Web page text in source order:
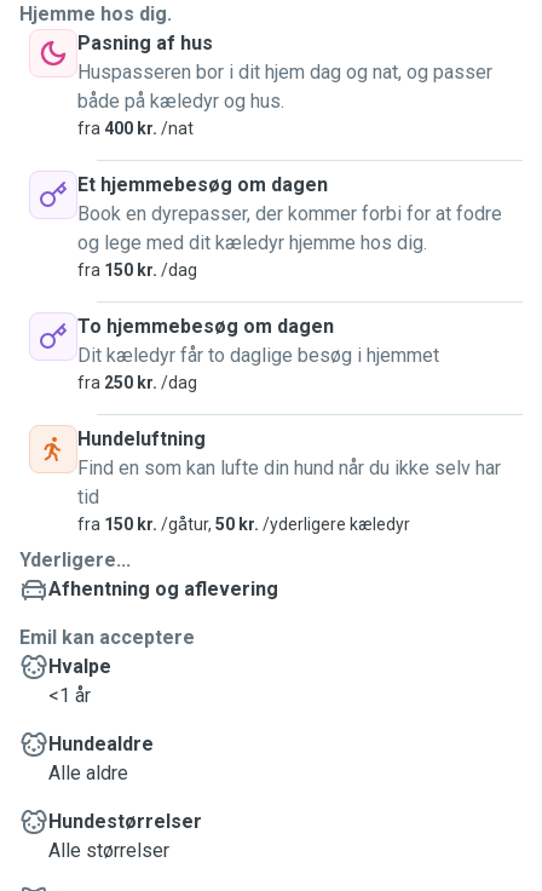
Jeg har i mange år haft et stort ønske om at have hund, men
pga. diverse arbejds- og boligforhold, har det desværre
ikke været muligt.
Efter at være flyttet fra Esbjerg til Aarhus, har jeg fået mere
tid samt gode boligforhold for kæledyr. Jeg har slået mig
ned sammen med 2 venner i en stor lejlighed i stueetagen
bl.a. med terasse koblet sammen med et stort grønt
gårdmiljø, og en skøn park lige overfor. 🌳
Eftersom jeg har bil, er der både mulighed for at hente og
afhente, samt tage hunde med på eventyr! 🐕
Jeg vil meget gerne mødes på forhånd, så vi kan se
hinanden an, således i er sikre på at jeres kæledyr
efterlades i gode hænder! 😇
Hjemme hos dig.
Pasning af hus
Huspasseren bor i dit hjem dag og nat, og passer
både på kæledyr og hus.
fra 400 kr. /nat
Et hjemmebesøg om dagen
Book en dyrepasser, der kommer forbi for at fodre
og lege med dit kæledyr hjemme hos dig.
fra 150 kr. /dag
To hjemmebesøg om dagen
Dit kæledyr får to daglige besøg i hjemmet
fra 250 kr. /dag
Hundeluftning
Find en som kan lufte din hund når du ikke selv har
tid
fra 150 kr. /gåtur, 50 kr. /yderligere kæledyr
Yderligere...
Afhentning og aflevering
Emil kan acceptere
Hvalpe
<1 år
Hundealdre
Alle aldre
Hundestørrelser
Alle størrelser